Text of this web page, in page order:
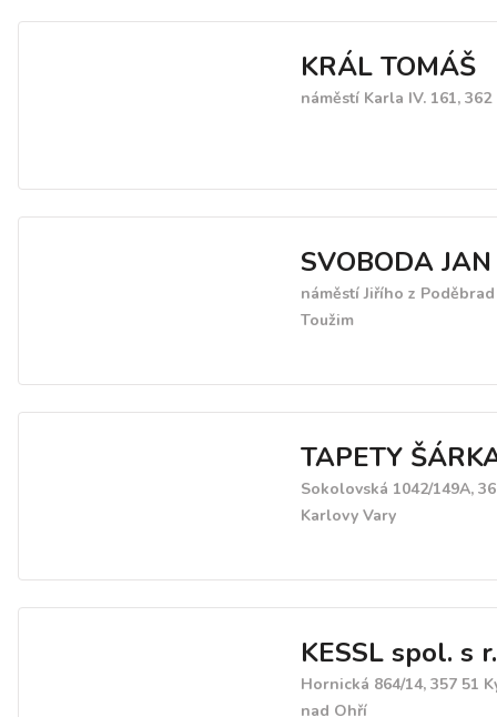
KRÁL TOMÁŠ
náměstí Karla IV. 161,
SVOBODA JAN
náměstí Jiřího z Poděbrad
Toužim
TAPETY
Sokolovská 1042/149A,
Karlovy Vary
KESSL spol. s
Hornická 864/14, 357 51
nad Ohří